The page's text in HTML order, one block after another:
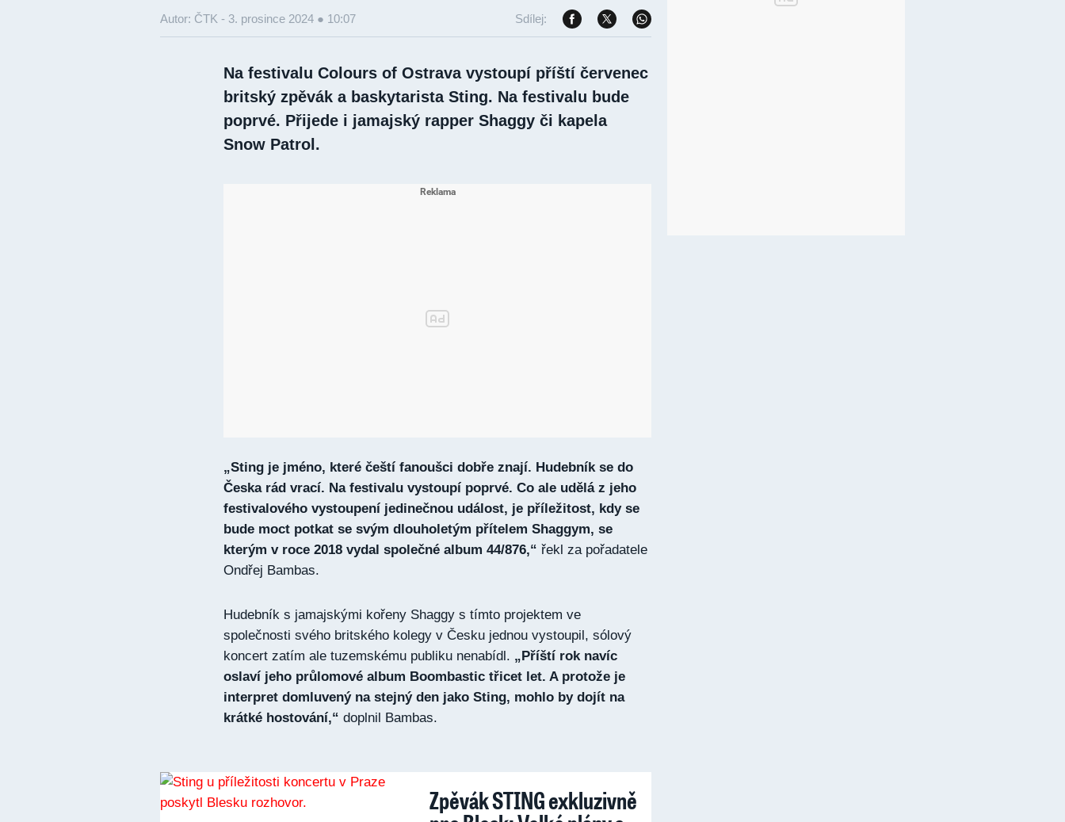
Autor: ČTK - 3. prosince 2024 ● 10:07 Sdílej:
Na festivalu Colours of Ostrava vystoupí příští červenec
britský zpěvák a baskytarista Sting. Na festivalu bude
poprvé. Přijede i jamajský rapper Shaggy či kapela
Snow Patrol.
„Sting je jméno, které čeští fanoušci dobře znají. Hudebník se do
Česka rád vrací. Na festivalu vystoupí poprvé. Co ale udělá z jeho
festivalového vystoupení jedinečnou událost, je příležitost, kdy se
bude moct potkat se svým dlouholetým přítelem Shaggym, se
kterým v roce 2018 vydal společné album 44/876,“ řekl za pořadatele
Ondřej Bambas.
Hudebník s jamajskými kořeny Shaggy s tímto projektem ve
společnosti svého britského kolegy v Česku jednou vystoupil, sólový
koncert zatím ale tuzemskému publiku nenabídl. „Příští rok navíc
oslaví jeho průlomové album Boombastic třicet let. A protože je
interpret domluvený na stejný den jako Sting, mohlo by dojít na
krátké hostování,“ doplnil Bambas.
Zpěvák STING exkluzivně